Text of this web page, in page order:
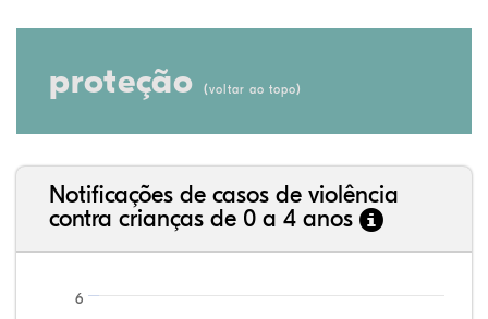
proteção (voltar ao topo)
Notificações de casos de violência
contra crianças de 0 a 4 anos
6